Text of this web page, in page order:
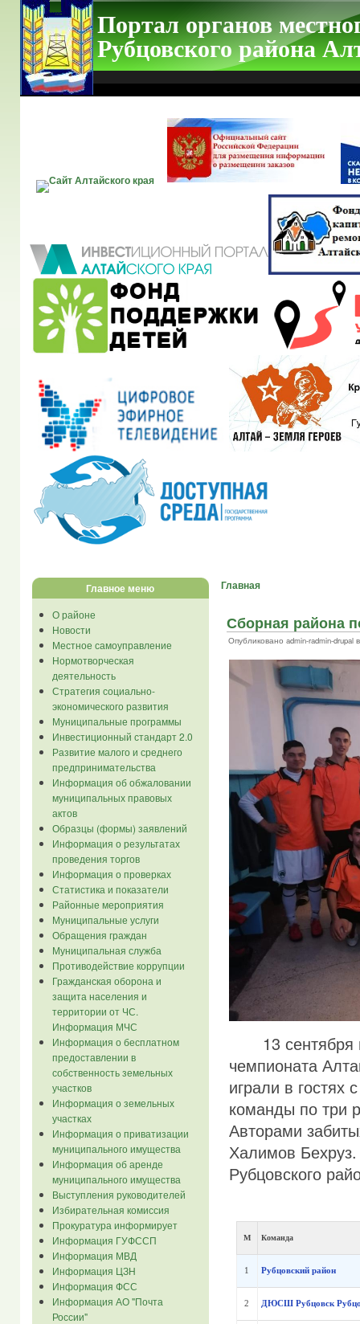
Портал органов
Рубцовского района
Главное меню
О районе
Новости
Местное самоуправление
Нормотворческая
деятельность
Стратегия социально-
экономического развития
Муниципальные программы
Инвестиционный стандарт 2.0
Развитие малого и среднего
предпринимательства
Информация об обжаловании
муниципальных правовых
актов
Образцы (формы) заявлений
Информация о результатах
проведения торгов
Информация о проверках
Статистика и показатели
Районные мероприятия
Муниципальные услуги
Обращения граждан
Муниципальная служба
Противодействие коррупции
Гражданская оборона и
защита населения и
территории от ЧС.
Информация МЧС
Информация о бесплатном
предоставлении в
собственность земельных
участков
Информация о земельных
участках
Информация о приватизации
муниципального имущества
Информация об аренде
муниципального имущества
Выступления руководителей
Избирательная комиссия
Прокуратура информирует
Информация ГУФССП
Информация МВД
Информация ЦЗН
Информация ФСС
Информация АО "Почта
России"
Главная
Сборная района
Опубликовано admin-radmin-drupal
13 сентября в
чемпионата
играли в гостях
команды по три
Авторами
Халимов
Рубцовского
М Команда
1 Рубцовский район
2 ДЮСШ Рубцовск